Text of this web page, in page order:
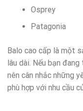
Osprey
Patagonia
Balo cao cấp là một
lâu dài. Nếu bạn
nên cân nhắc những
phù hợp với nhu cầu